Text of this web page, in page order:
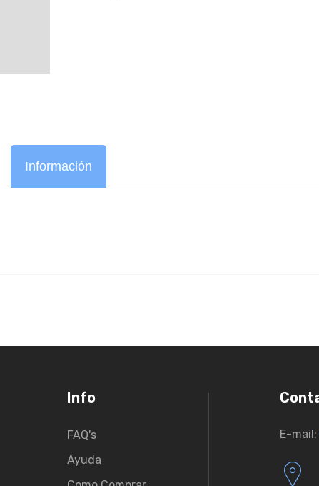
Información
Info
FAQ's
Ayuda
E-mail: